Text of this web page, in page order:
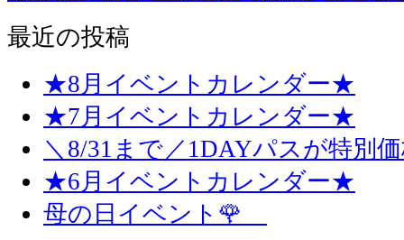
最近の投稿
★8月イベントカレンダー★
★7月イベントカレンダー★
＼8/31まで／1DAYパスが特別
★6月イベントカレンダー★
母の日イベント🌹